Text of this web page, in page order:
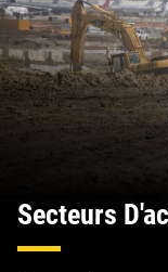
Secteurs